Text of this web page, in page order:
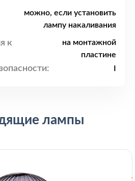
можно, если установить
лампу накаливания
к
на монтажной
пластине
лампы